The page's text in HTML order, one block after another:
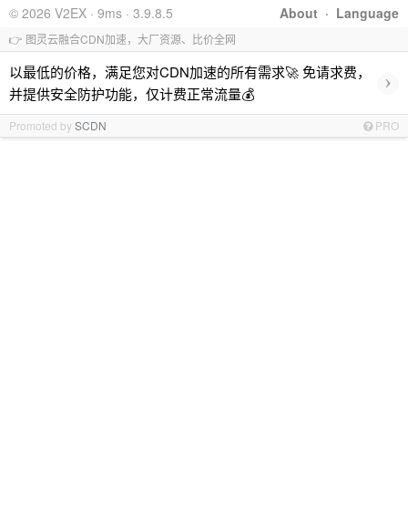
About · Language
© 2026 V2EX · 9ms · 3.9.8.5
👉 图灵云融合CDN加速，大厂资源、比价全网
以最低的价格，满足您对CDN加速的所有需求🚀 免请求费，
并提供安全防护功能，仅计费正常流量💰
›
Promoted bySCDN PRO